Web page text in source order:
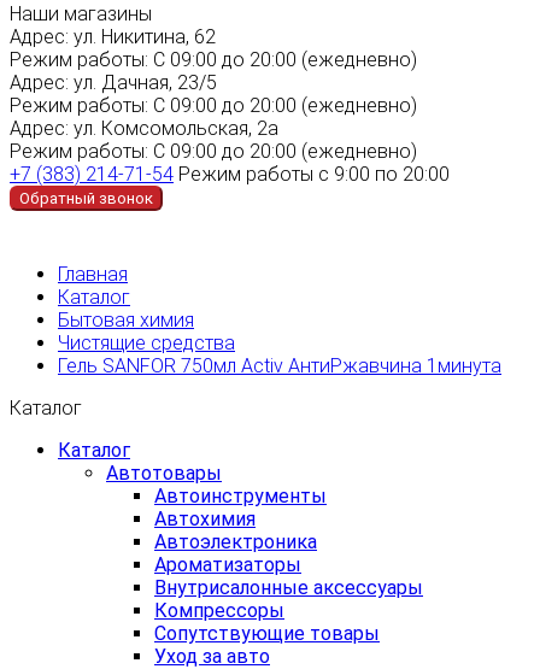
Наши магазины
Адрес: ул. Никитина, 62
Режим работы: С 09:00 до 20:00 (ежедневно)
Адрес: ул. Дачная, 23/5
Режим работы: С 09:00 до 20:00 (ежедневно)
Адрес: ул. Комсомольская, 2а
Режим работы: С 09:00 до 20:00 (ежедневно)
+7 (383) 214-71-54 Режим работы с 9:00 по 20:00
Обратный звонок
Главная
Каталог
Бытовая химия
Чистящие средства
Гель SANFOR 750мл Activ АнтиРжавчина 1минута
Каталог
Каталог
Автотовары
Автоинструменты
Автохимия
Автоэлектроника
Ароматизаторы
Внутрисалонные аксессуары
Компрессоры
Сопутствующие товары
Уход за авто